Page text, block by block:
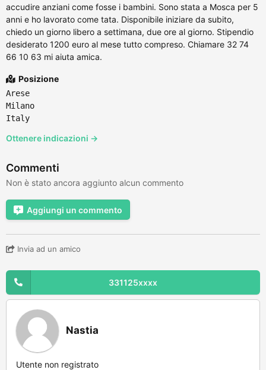
accudire anziani come fosse i bambini. Sono stata a Mosca per 5
anni e ho lavorato come tata. Disponibile iniziare da subito,
chiedo un giorno libero a settimana, due ore al giorno. Stipendio
desiderato 1200 euro al mese tutto compreso. Chiamare 32 74
66 10 63 mi aiuta amica.
Posizione
Arese
Milano
Italy
Ottenere indicazioni →
Commenti
Non è stato ancora aggiunto alcun commento
Aggiungi un commento
Invia ad un amico
331125xxxx
Nastia
Utente non registrato